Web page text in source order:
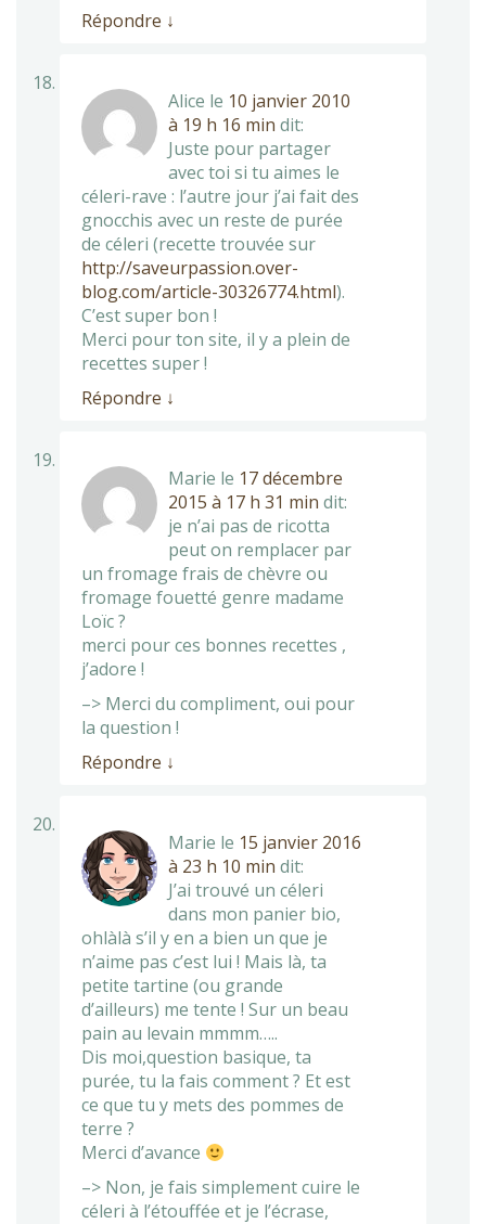
Répondre ↓
Alice le 10 janvier 2010
à 19 h 16 min dit:
Juste pour partager
avec toi si tu aimes le
céleri-rave : l’autre jour j’ai fait des
gnocchis avec un reste de purée
de céleri (recette trouvée sur
http://saveurpassion.over-
blog.com/article-30326774.html).
C’est super bon !
Merci pour ton site, il y a plein de
recettes super !
Répondre ↓
Marie le 17 décembre
2015 à 17 h 31 min dit:
je n’ai pas de ricotta
peut on remplacer par
un fromage frais de chèvre ou
fromage fouetté genre madame
Loïc ?
merci pour ces bonnes recettes ,
j’adore !
–> Merci du compliment, oui pour
la question !
Répondre ↓
Marie le 15 janvier 2016
à 23 h 10 min dit:
J’ai trouvé un céleri
dans mon panier bio,
ohlàlà s’il y en a bien un que je
n’aime pas c’est lui ! Mais là, ta
petite tartine (ou grande
d’ailleurs) me tente ! Sur un beau
pain au levain mmmm…..
Dis moi,question basique, ta
purée, tu la fais comment ? Et est
ce que tu y mets des pommes de
terre ?
Merci d’avance
–> Non, je fais simplement cuire le
céleri à l’étouffée et je l’écrase,